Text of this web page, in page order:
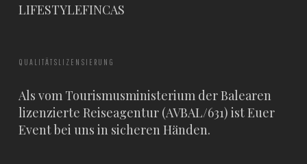
LIFESTYLEFINCAS
QUALITÄTSLIZENSIERUNG
Als vom Tourismusministerium der Balearen
lizenzierte Reiseagentur (AVBAL/631) ist Euer
Event bei uns in sicheren Händen.